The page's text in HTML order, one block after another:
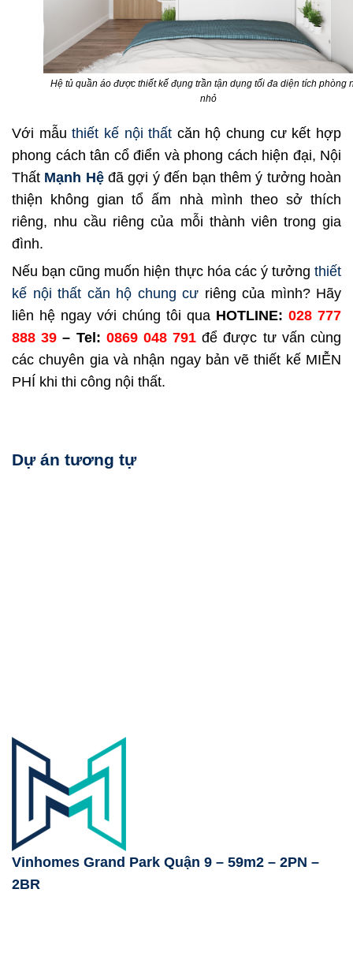
Hệ tủ quần áo được thiết kế đụng trần tận dụng tối đa diện tích phòng
nhỏ
Với mẫuthiết kế nội thất căn hộ chung cư kết hợp
phong cách tân cổ điển và phong cách hiện đại, Nội
Thất Mạnh Hệđã gợi ý đến bạn thêm ý tưởng hoàn
thiện không gian tổ ấm nhà mình theo sở thích
riêng, nhu cầu riêng của mỗi thành viên trong gia
đình.
Nếu bạn cũng muốn hiện thực hóa các ý tưởng thiết
kế nội thất căn hộ chung cư riêng của mình? Hãy
liên hệ ngay với chúng tôi qua HOTLINE: 028 777
888 39 – Tel: 0869 048 791để được tư vấn cùng
các chuyên gia và nhận ngay bản vẽ thiết kế MIỄN
PHÍ khi thi công nội thất.
Dự án tương tự
Vinhomes Grand Park Quận 9 – 59m2 – 2PN –
2BR